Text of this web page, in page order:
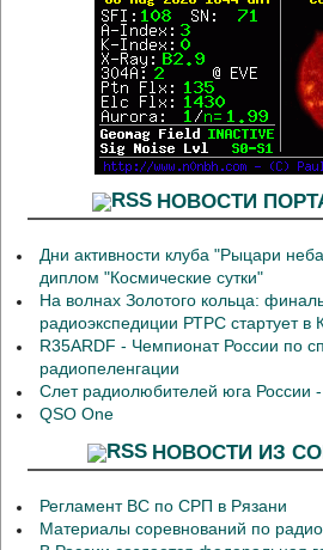
НОВОСТИ
Дни активности клуба "Рыцари
диплом "Космические сутки"
На волнах Золотого кольца:
радиоэкспедиции РТРС стартует в
R35ARDF - Чемпионат России по
радиопеленгации
Слет радиолюбителей юга России
QSO One
НОВОСТИ ИЗ
Регламент ВС по СРП в Рязани
Материалы соревнований по